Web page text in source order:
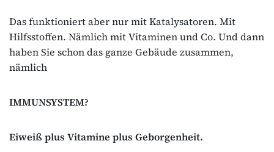
Das funktioniert aber nur mit Katalysatoren. Mit
Hilfsstoffen. Nämlich mit Vitaminen und Co. Und dann
haben Sie schon das ganze Gebäude zusammen,
nämlich
IMMUNSYSTEM?
Eiweiß plus Vitamine plus Geborgenheit.